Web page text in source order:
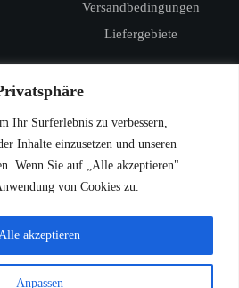
Ihr Surferlebnis zu verbessern,
Inhalte einzusetzen und unseren
Wenn Sie auf „Alle akzeptieren"
von Cookies zu.
Anpassen
Alle akzeptieren
Versandbedingungen
Liefergebiete